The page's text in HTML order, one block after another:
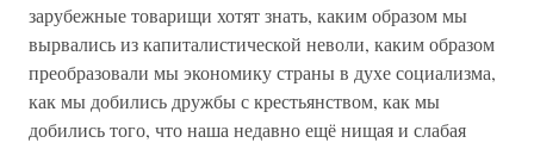
зарубежные товарищи хотят знать, каким образом мы
вырвались из капиталистической неволи, каким образом
преобразовали мы экономику страны в духе социализма,
как мы добились дружбы с крестьянством, как мы
добились того, что наша недавно ещё нищая и слабая